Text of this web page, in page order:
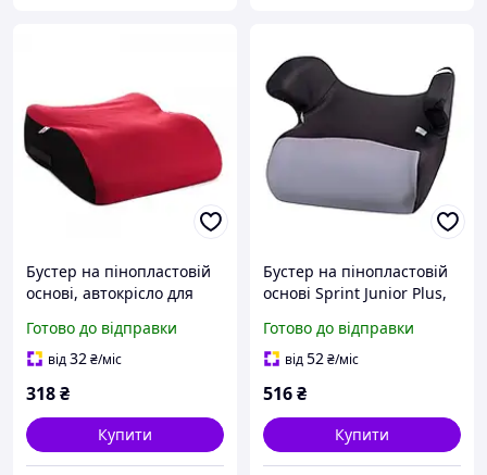
Бустер на пінопластовій
основі, автокрісло для
36 кг Milex AJAX FP-A10003
червоного кольору
Готово до відправки
від32₴/міс
318₴
Купити
Бустер на пінопластовій
основі Sprint Junior Plus,
до 12 років,15-36 кг сірого
кольру
Готово до відправки
від52₴/міс
516₴
Купити